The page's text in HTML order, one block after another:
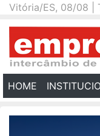
Vitória/ES, 08/08 |
HOME (CURRENT)